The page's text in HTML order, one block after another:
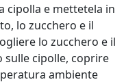
cipolla e mettetela in
lo zucchero e il
lo zucchero e il
sulle cipolle, coprire
ambiente